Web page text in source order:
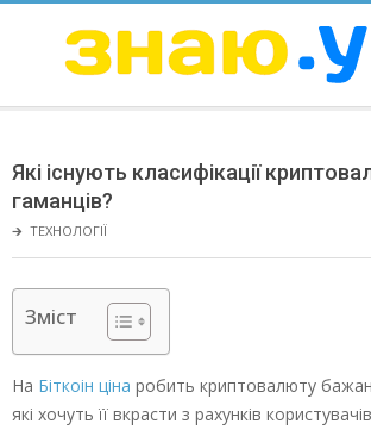
ЗНАЮ
Menu
Які існують класифікації
гаманців?
🡲 ТЕХНОЛОГІЇ
Зміст
На Біткоін ціна робить криптовалюту
які хочуть її вкрасти з рахунків